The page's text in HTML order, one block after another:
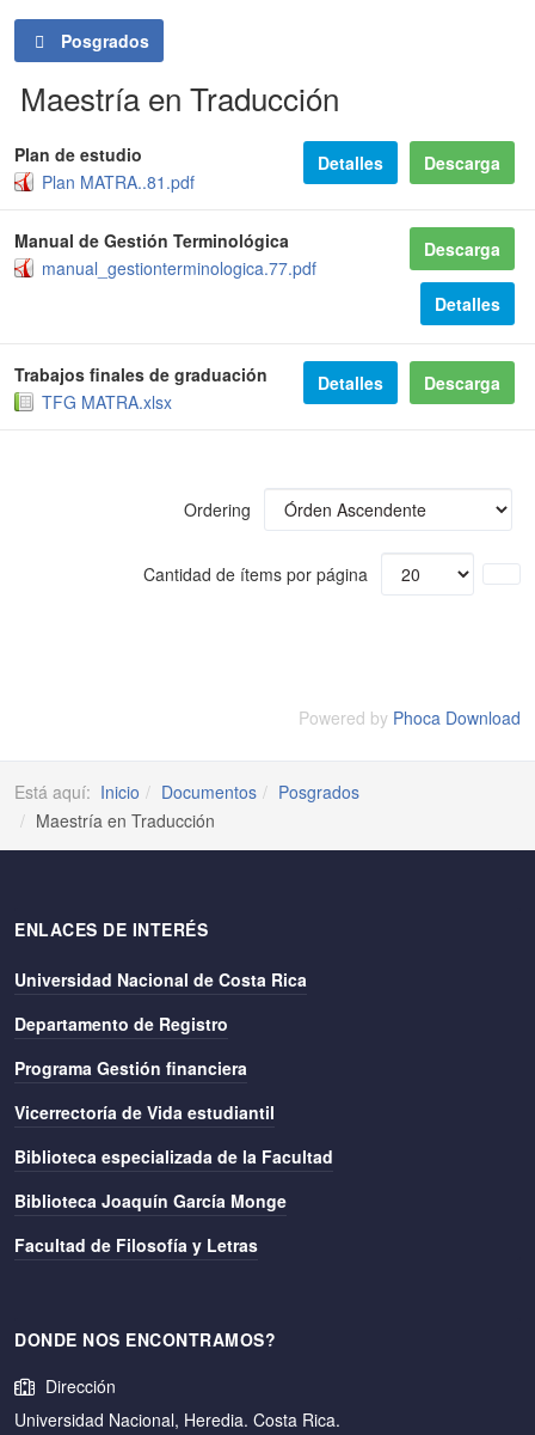
Posgrados
Maestría en Traducción
Plan de estudio
Plan MATRA..81.pdf
Descarga
Detalles
Manual de Gestión Terminológica
manual_gestionterminologica.77.pdf
Descarga
Detalles
Trabajos finales de graduación
TFG MATRA.xlsx
Descarga
Detalles
Ordering
Cantidad de ítems por página
Powered by Phoca Download
Está aquí: Inicio Documentos
Posgrados
Maestría en Traducción
ENLACES DE INTERÉS
Universidad Nacional de Costa Rica
Departamento de Registro
Programa Gestión financiera
Vicerrectoría de Vida estudiantil
Biblioteca especializada de la Facultad
Biblioteca Joaquín García Monge
Facultad de Filosofía y Letras
DONDE NOS ENCONTRAMOS?
Dirección
Universidad Nacional, Heredia. Costa Rica.